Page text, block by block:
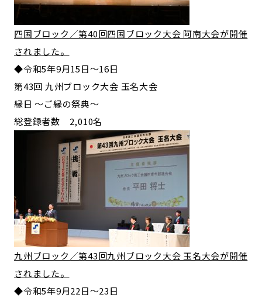
四国ブロック／第40回四国ブロック大会 阿南大会が開催
されました。
◆令和5年9月15日〜16日
第43回 九州ブロック大会 玉名大会
縁日 〜ご縁の祭典〜
総登録者数 2,010名
九州ブロック／第43回九州ブロック大会 玉名大会が開催
されました。
◆令和5年9月22日～23日